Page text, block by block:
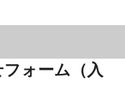
ォーム（入